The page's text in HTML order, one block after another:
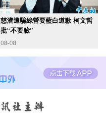
慈濟遭騙綠營要藍白道歉 柯文哲
批“不要臉”
08-08